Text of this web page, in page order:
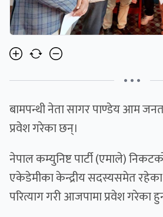
• • •
बामपन्थी नेता सागर पाण्डेय आम
प्रवेश गरेका छन्।
नेपाल कम्युनिष्ट पार्टी (एमाले)
एकेडेमीका केन्द्रीय सदस्यसमेत
परित्याग गरी आजपामा प्रवेश गरेका